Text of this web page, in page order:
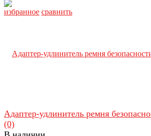
избранное сравнить
Адаптер-удлинитель ремня
(0)